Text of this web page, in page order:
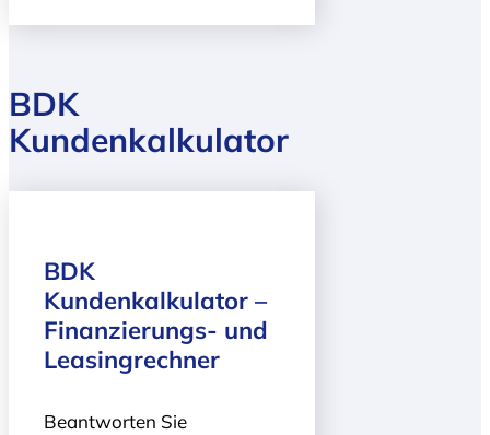
BDK
Kundenkalkulator
BDK
Kundenkalkulator –
Finanzierungs- und
Leasingrechner
Beantworten Sie